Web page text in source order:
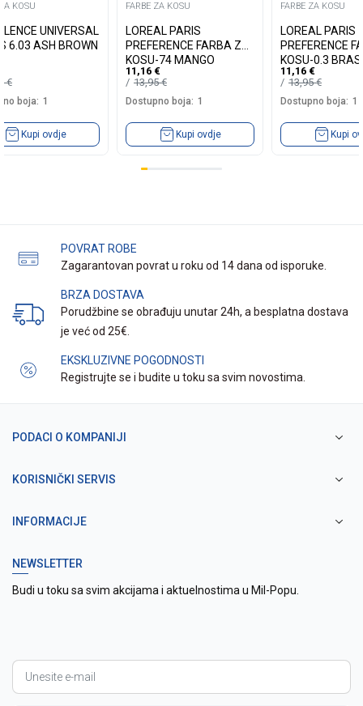
KOSU
UNIVERSAL
6.03 ASH BROWN
€
boja: 1
Kupi ovdje
FARBE ZA KOSU
LOREAL PARIS
PREFERENCE FARBA ZA
KOSU-74 MANGO
INTENSE COOPER
11,16 €
13,95€
Dostupno boja: 1
Kupi ovdje
FARBE ZA KOSU
LOREAL PARIS
PREFERENCE
KOSU-0.3
DARK BROWN
11,16 €
13,95€
Dostupno boja: 1
Kupi
POVRAT ROBE
Zagarantovan povrat u roku od 14 dana od isporuke.
BRZA DOSTAVA
Porudžbine se obrađuju unutar 24h, a besplatna dostava
je već od 25€.
EKSKLUZIVNE POGODNOSTI
Registrujte se i budite u toku sa svim novostima.
PODACI O KOMPANIJI
KORISNIČKI SERVIS
INFORMACIJE
NEWSLETTER
Budi u toku sa svim akcijama i aktuelnostima u Mil-Popu.